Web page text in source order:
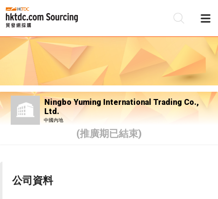
Ningbo Yuming International Trading Co.,
Ltd.
中國內地
(推廣期已結束)
公司資料